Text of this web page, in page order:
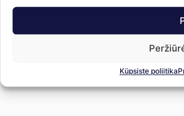
Küpsiste poliitika